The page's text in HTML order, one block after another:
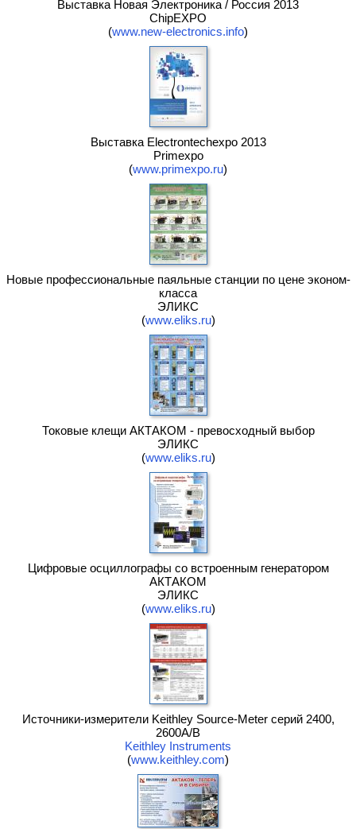
Выставка Новая Электроника / Россия 2013
ChipEXPO
(www.new-electronics.info)
Выставка Electrontechexpo 2013
Primexpo
(www.primexpo.ru)
Новые профессиональные паяльные станции по цене эконом-
класса
ЭЛИКС
(www.eliks.ru)
Токовые клещи АКТАКОМ - превосходный выбор
ЭЛИКС
(www.eliks.ru)
Цифровые осциллографы со встроенным генератором
АКТАКОМ
ЭЛИКС
(www.eliks.ru)
Источники-измерители Keithley Source-Meter серий 2400,
2600A/B
Keithley Instruments
(www.keithley.com)